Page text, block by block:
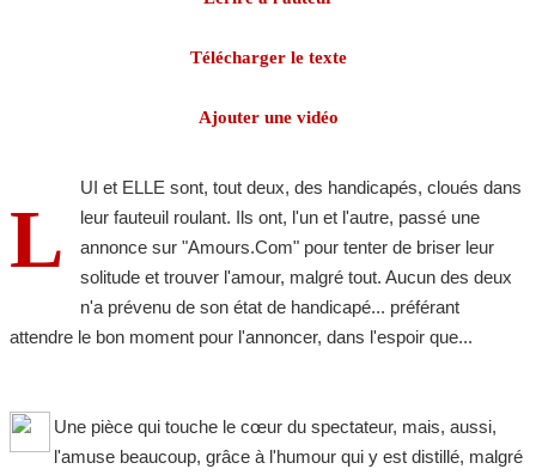
Télécharger le texte
Ajouter une vidéo
L
UI et ELLE sont, tout deux, des handicapés, cloués dans
leur fauteuil roulant. Ils ont, l'un et l'autre, passé une
annonce sur "Amours.Com" pour tenter de briser leur
solitude et trouver l'amour, malgré tout. Aucun des deux
n'a prévenu de son état de handicapé... préférant
attendre le bon moment pour l'annoncer, dans l'espoir que...
Une pièce qui touche le cœur du spectateur, mais, aussi,
l'amuse beaucoup, grâce à l'humour qui y est distillé, malgré